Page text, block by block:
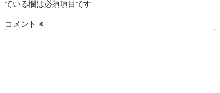
ている欄は必須項目です
コメント ※